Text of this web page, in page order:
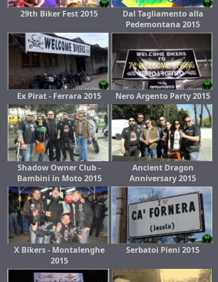
29th Biker Fest 2015
Dal Tagliamento alla
Pedemontana 2015
Ex Pirat - Ferrara 2015 Nero Argento Party 2015
Shadow Owner Club -
Bambini in Moto 2015
Ancient Dragon
Anniversary 2015
X Bikers - Montalenghe
2015
Serbatoi Pieni 2015